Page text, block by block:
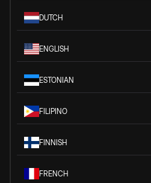
DUTCH
ENGLISH
ESTONIAN
FILIPINO
FINNISH
FRENCH